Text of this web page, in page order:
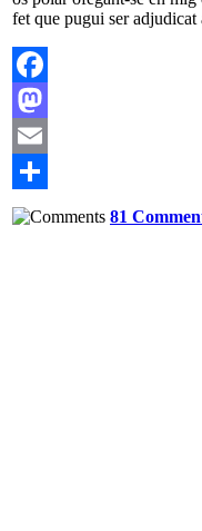
fet que pugui ser
Facebook
Mastodon
Email
Comparteix
81